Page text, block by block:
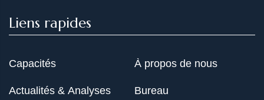
Liens rapides
Capacités
Actualités & Analyses
À propos de nous
Bureau